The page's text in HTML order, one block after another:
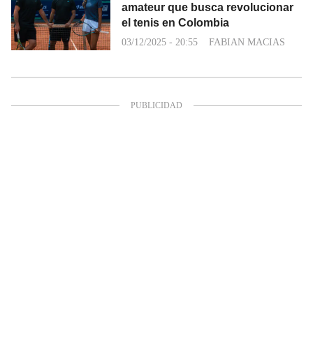
amateur que busca revolucionar
el tenis en Colombia
03/12/2025 - 20:55 FABIAN MACIAS